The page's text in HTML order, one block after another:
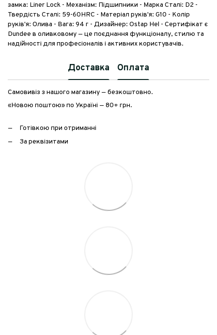
замка: Liner Lock - Механізм: Підшипники - Марка Сталі: D2 -
Твердість Сталі: 59-60HRC - Матеріал руків'я: G10 - Колір
руків'я: Олива - Вага: 94 г - Дизайнер: Ostap Hel - Сертифікат є
Dundee в оливковому — це поєднання функціоналу, стилю та
надійності для професіоналів і активних користувачів.
Доставка Оплата
Самовивіз з нашого магазину — безкоштовно.
«Новою поштою» по Україні — 80+ грн.
Готівкою при отриманні
За реквізитами